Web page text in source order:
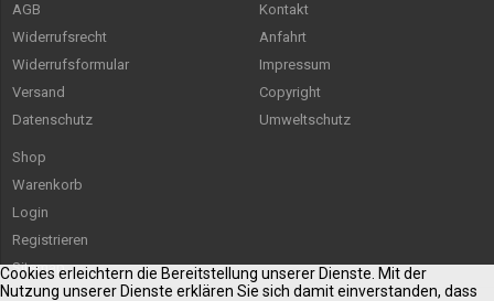
AGB
Widerrufsrecht
Widerrufsformular
Versand
Datenschutz
Kontakt
Anfahrt
Impressum
Copyright
Umweltschutz
Shop
Warenkorb
Login
Registrieren
Sitemap
Cookies erleichtern die Bereitstellung unserer Dienste. Mit der
Nutzung unserer Dienste erklären Sie sich damit einverstanden, dass